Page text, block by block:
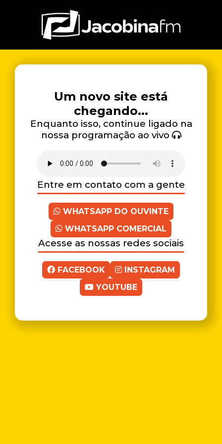
Um novo site está
chegando...
Enquanto isso, continue ligado na
nossa programação ao vivo
Entre em contato com a gente
WHATSAPP DO OUVINTE
WHATSAPP COMERCIAL
Acesse as nossas redes sociais
FACEBOOK
INSTAGRAM
YOUTUBE